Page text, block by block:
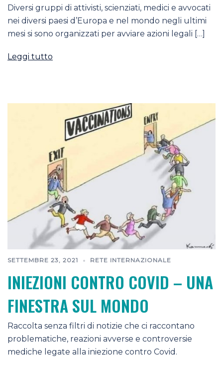
Diversi gruppi di attivisti, scienziati, medici e avvocati
nei diversi paesi d’Europa e nel mondo negli ultimi
mesi si sono organizzati per avviare azioni legali […]
Leggi tutto
SETTEMBRE 23, 2021 RETE INTERNAZIONALE
INIEZIONI CONTRO COVID – UNA
FINESTRA SUL MONDO
Raccolta senza filtri di notizie che ci raccontano
problematiche, reazioni avverse e controversie
mediche legate alla iniezione contro Covid.